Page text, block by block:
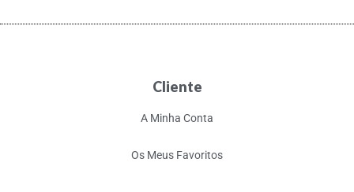
Cliente
A Minha Conta
Os Meus Favoritos